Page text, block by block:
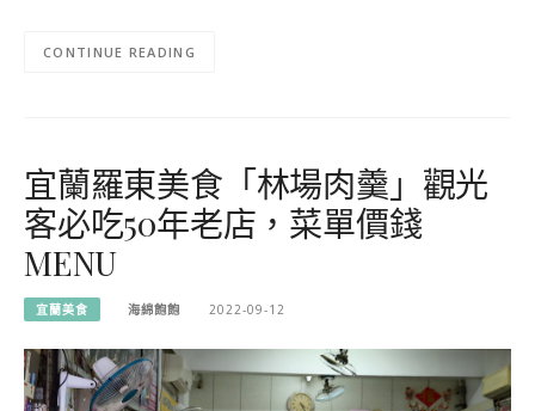
CONTINUE READING
宜蘭羅東美食「林場肉羹」觀光
客必吃50年老店，菜單價錢
MENU
宜蘭美食 海綿飽飽 2022-09-12